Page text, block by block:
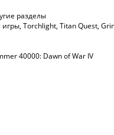
разделы
игры, Torchlight, Titan Quest,
40000: Dawn of War IV